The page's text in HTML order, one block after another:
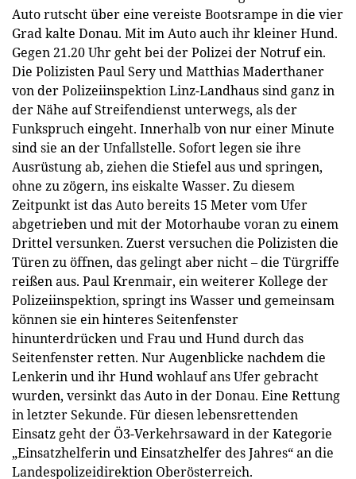
Auto rutscht über eine vereiste Bootsrampe in die vier
Grad kalte Donau. Mit im Auto auch ihr kleiner Hund.
Gegen 21.20 Uhr geht bei der Polizei der Notruf ein.
Die Polizisten Paul Sery und Matthias Maderthaner
von der Polizeiinspektion Linz-Landhaus sind ganz in
der Nähe auf Streifendienst unterwegs, als der
Funkspruch eingeht. Innerhalb von nur einer Minute
sind sie an der Unfallstelle. Sofort legen sie ihre
Ausrüstung ab, ziehen die Stiefel aus und springen,
ohne zu zögern, ins eiskalte Wasser. Zu diesem
Zeitpunkt ist das Auto bereits 15 Meter vom Ufer
abgetrieben und mit der Motorhaube voran zu einem
Drittel versunken. Zuerst versuchen die Polizisten die
Türen zu öffnen, das gelingt aber nicht – die Türgriffe
reißen aus. Paul Krenmair, ein weiterer Kollege der
Polizeiinspektion, springt ins Wasser und gemeinsam
können sie ein hinteres Seitenfenster
hinunterdrücken und Frau und Hund durch das
Seitenfenster retten. Nur Augenblicke nachdem die
Lenkerin und ihr Hund wohlauf ans Ufer gebracht
wurden, versinkt das Auto in der Donau. Eine Rettung
in letzter Sekunde. Für diesen lebensrettenden
Einsatz geht der Ö3-Verkehrsaward in der Kategorie
„Einsatzhelferin und Einsatzhelfer des Jahres“ an die
Landespolizeidirektion Oberösterreich.